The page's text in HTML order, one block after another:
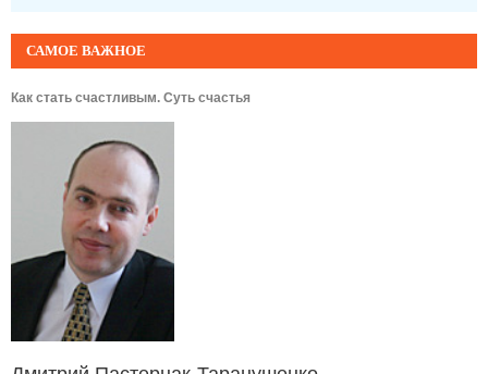
САМОЕ ВАЖНОЕ
Как стать счастливым. Суть счастья